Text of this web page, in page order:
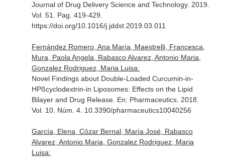
Journal of Drug Delivery Science and Technology. 2019.
Vol. 51. Pag. 419-429.
https://doi.org/10.1016/j.jddst.2019.03.011
Fernández Romero, Ana María, Maestrelli, Francesca,
Mura, Paola Angela, Rabasco Alvarez, Antonio Maria,
Gonzalez Rodriguez, Maria Luisa:
Novel Findings about Double-Loaded Curcumin-in-
HPßcyclodextrin-in Liposomes: Effects on the Lipid
Bilayer and Drug Release. En: Pharmaceutics. 2018.
Vol. 10. Núm. 4. 10.3390/pharmaceutics10040256
García, Elena, Cózar Bernal, María José, Rabasco
Alvarez, Antonio Maria, Gonzalez Rodriguez, Maria
Luisa: